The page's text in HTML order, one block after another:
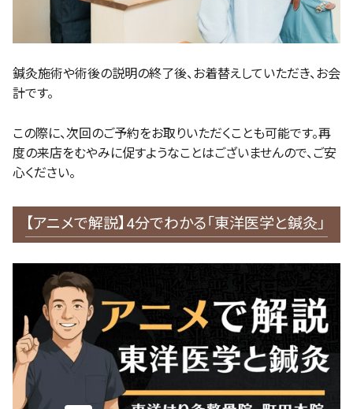
鍼灸施術や術後の説明の終了後、お着替えしていただき、お会
計です。
この際に、次回のご予約をお取りいただくことも可能です。再
度の来店をむやみに促すようなことはございませんので、ご安
心ください。
【アニメで解説】4分でわかる「東洋医学と鍼灸」